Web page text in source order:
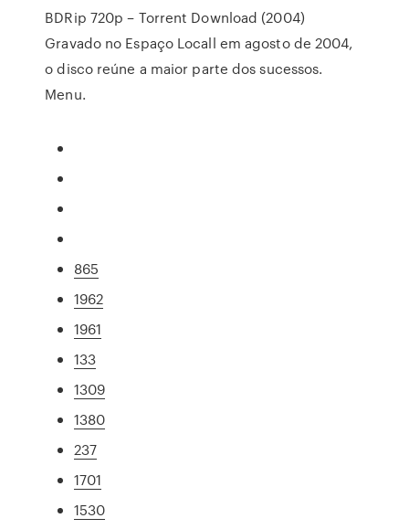
BDRip 720p – Torrent Download (2004)
Gravado no Espaço Locall em agosto de 2004,
o disco reúne a maior parte dos sucessos.
Menu.
865
1962
1961
133
1309
1380
237
1701
1530